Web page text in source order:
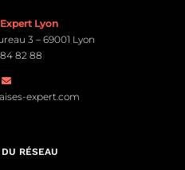
Lyon
3 – 69001 Lyon
82 88
expert.com
RÉSEAU